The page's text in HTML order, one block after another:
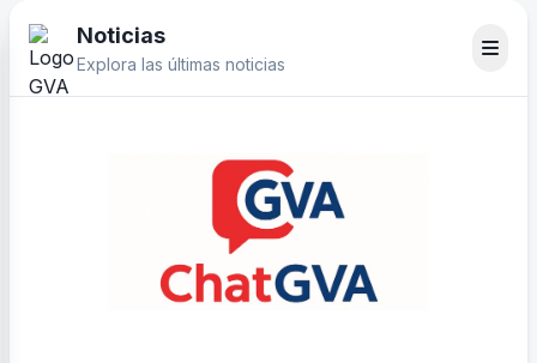
Noticias
Explora las últimas noticias